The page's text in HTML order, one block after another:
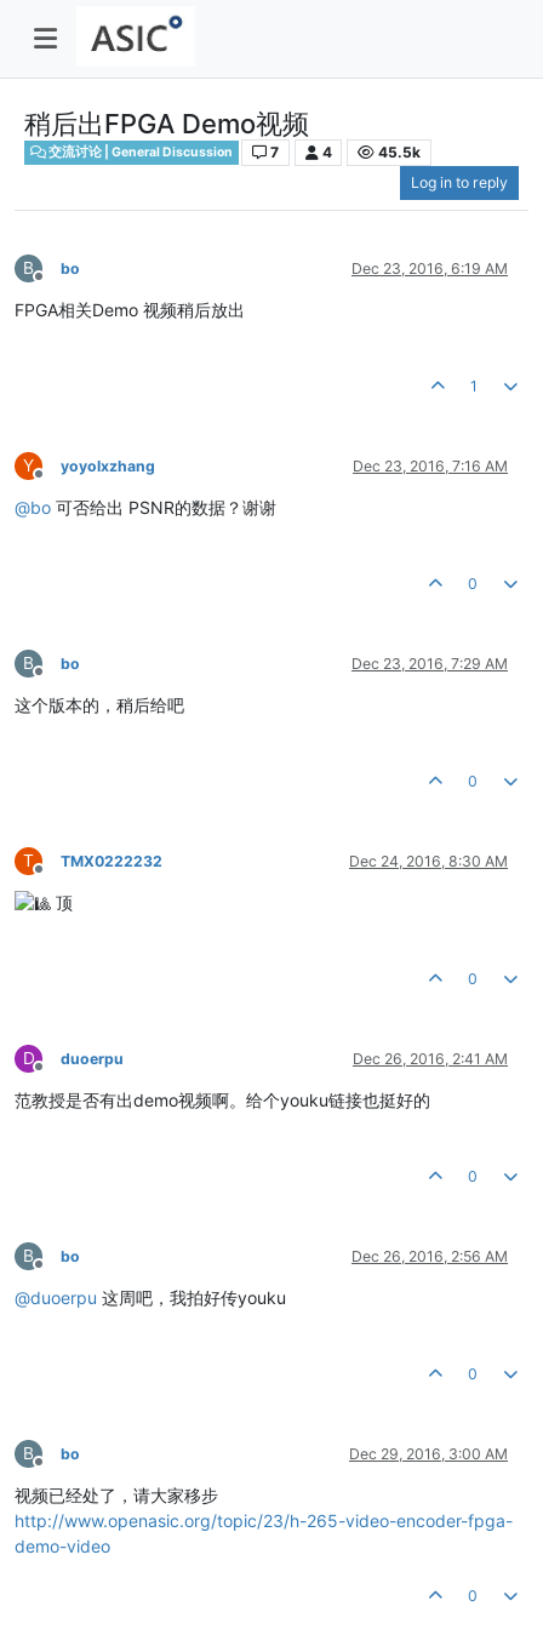
稍后出FPGA Demo视频
交流讨论 | General Discussion 7 4
45.5k
Log in to reply
B
Offline
bo Dec 23, 2016, 6:19 AM
FPGA相关Demo 视频稍后放出
1
Y
Offline
yoyolxzhang Dec 23, 2016, 7:16 AM
@bo 可否给出 PSNR的数据？谢谢
0
B
Offline
bo Dec 23, 2016, 7:29 AM
这个版本的，稍后给吧
0
T
Offline
TMX0222232 Dec 24, 2016, 8:30 AM
顶
0
D
Offline
duoerpu Dec 26, 2016, 2:41 AM
范教授是否有出demo视频啊。给个youku链接也挺好的
0
B
Offline
bo Dec 26, 2016, 2:56 AM
@duoerpu 这周吧，我拍好传youku
0
B
Offline
bo Dec 29, 2016, 3:00 AM
视频已经处了，请大家移步
http://www.openasic.org/topic/23/h-265-video-encoder-fpga-
demo-video
0